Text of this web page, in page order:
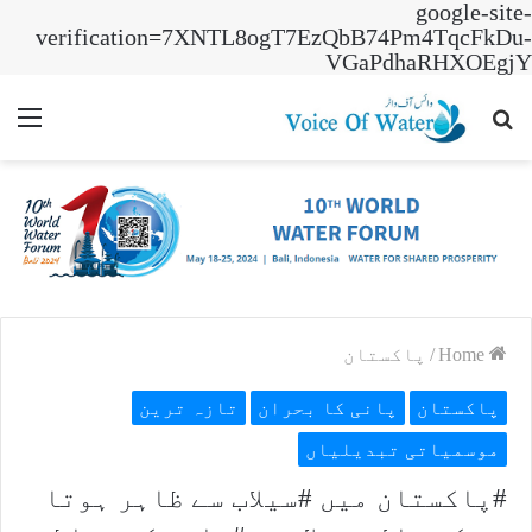
google-site-
verification=7XNTL8ogT7EzQbB74Pm4TqcFkDu-
VGaPdhaRHXOEgjY
Search
/ پاکستان
پاکستان پانی کا بحران تازہ ترین
موسمیاتی تبدیلیاں
#پاکستان میں #سیلاب سے ظاہر ہوتا